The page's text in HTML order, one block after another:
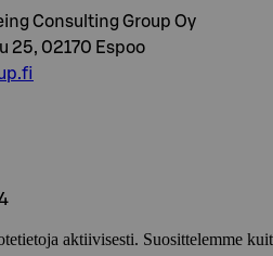
Consulting Group Oy
25, 02170 Espoo
aktiivisesti. Suosittelemme